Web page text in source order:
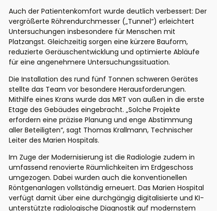
Auch der Patientenkomfort wurde deutlich verbessert: Der
vergrößerte Röhrendurchmesser („Tunnel“) erleichtert
Untersuchungen insbesondere für Menschen mit
Platzangst. Gleichzeitig sorgen eine kürzere Bauform,
reduzierte Geräuschentwicklung und optimierte Abläufe
für eine angenehmere Untersuchungssituation.
Die Installation des rund fünf Tonnen schweren Gerätes
stellte das Team vor besondere Herausforderungen.
Mithilfe eines Krans wurde das MRT von außen in die erste
Etage des Gebäudes eingebracht. „Solche Projekte
erfordern eine präzise Planung und enge Abstimmung
aller Beteiligten“, sagt Thomas Krallmann, Technischer
Leiter des Marien Hospitals.
Im Zuge der Modernisierung ist die Radiologie zudem in
umfassend renovierte Räumlichkeiten im Erdgeschoss
umgezogen. Dabei wurden auch die konventionellen
Röntgenanlagen vollständig erneuert. Das Marien Hospital
verfügt damit über eine durchgängig digitalisierte und KI-
unterstützte radiologische Diagnostik auf modernstem